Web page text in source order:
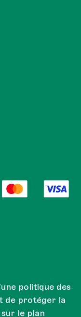
politique des
de protéger la
le plan